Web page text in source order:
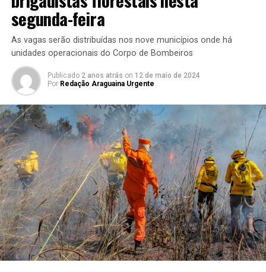
segunda-feira
As vagas serão distribuídas nos nove municípios onde há
unidades operacionais do Corpo de Bombeiros
Publicado 2 anos atrás on 12 de maio de 2024
Por Redação Araguaina Urgente